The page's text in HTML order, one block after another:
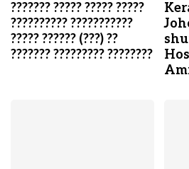
??????? ????? ????? ?????
?????????? ???????????
????? ?????? (???) ??
??????? ????????? ????????